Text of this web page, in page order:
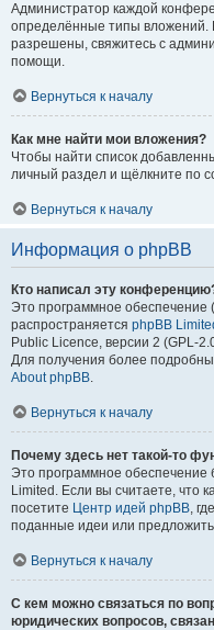
Администратор каждой
определённые типы вложений.
разрешены, свяжитесь с
помощи.
Вернуться к началу
Как мне найти мои вложения?
Чтобы найти список
личный раздел и щёлкните по
Вернуться к началу
Информация о phpBB
Кто написал эту
Это программное обеспечение
распространяется phpBB
Public Licence, версии 2 (GPL-
Для получения более
About phpBB.
Вернуться к началу
Почему здесь нет такой-то
Это программное
Limited. Если вы считаете, что
посетите Центр идей phpBB,
поданные идеи или
Вернуться к началу
С кем можно связаться по
юридических вопросов,